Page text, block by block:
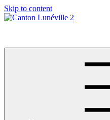
Skip to content